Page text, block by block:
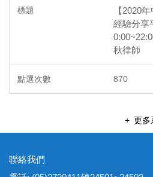
【2020
經驗分享
秋律師
870
更多
聯絡我們